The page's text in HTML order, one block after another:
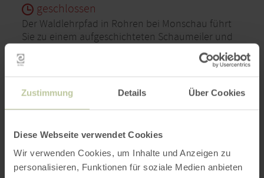
Zustimmung Details Über Cookies
Diese Webseite verwendet Cookies
Wir verwenden Cookies, um Inhalte und Anzeigen zu
personalisieren, Funktionen für soziale Medien anbieten
geschlossen
Der Waldlehrpfad in Rohren bei Monschau führt
Sie zu einem aufgeschichteten Schaumeiler und
einer wasserbetriebenen Sägemühle, in deren
Innerem auch historische Arbeitsgeräte besichtigt
werden können.
WEITERE INFOS